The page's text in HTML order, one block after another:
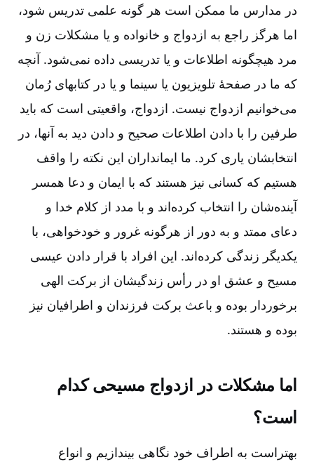
در مدارس ما ممکن است هر گونه علمی تدریس شود،
اما هرگز راجع به ازدواج و خانواده و یا مشکلات زن و
مرد هیچگونه اطلاعات و یا تدریسی داده نمی‌شود. آنچه
که ما در صفحۀ تلویزیون یا سینما و یا در کتابهای رُمان
می‌خوانیم ازدواج نیست‌. ازدواج‌، واقعیتی است که باید
طرفین را با دادن اطلاعات صحیح و دادن دید به آنها، در
انتخابشان یاری کرد. ما ایمانداران این نکته را واقف
هستیم که کسانی نیز هستند که با ایمان و دعا همسر
آینده‌شان را انتخاب کرده‌اند و با مدد از کلام خدا و
دعای ممتد و به دور از هرگونه غرور و خودخواهی، با
یکدیگر زندگی کرده‌اند. این افراد با قرار دادن عیسی
مسیح و عشق او در رأس زندگیشان از برکت الهی
برخوردار بوده و باعث برکت فرزندان و اطرافیان نیز
بوده و هستند.
اما مشکلات در ازدواج مسیحی کدام
است‌؟
بهتراست به اطراف خود نگاهی بیندازیم و انواع